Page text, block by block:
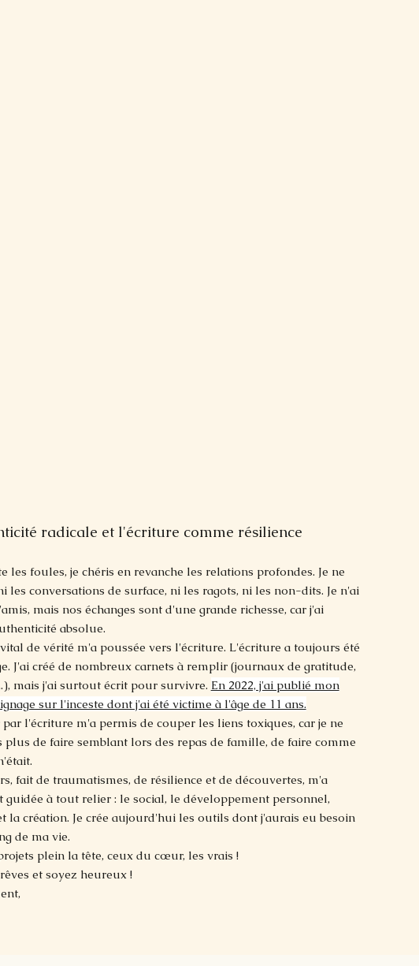
radicale et l'écriture comme résilience
les foules, je chéris en revanche les relations profondes. Je ne
les conversations de surface, ni les ragots, ni les non-dits. Je n'ai
mais nos échanges sont d'une grande richesse, car j'ai
absolue.
de vérité m'a poussée vers l'écriture. L'écriture a toujours été
J'ai créé de nombreux carnets à remplir (journaux de gratitude,
mais j'ai surtout écrit pour survivre. En 2022, j'ai publié mon
sur l'inceste dont j'ai été victime à l'âge de 11 ans.
l'écriture m'a permis de couper les liens toxiques, car je ne
plus de faire semblant lors des repas de famille, de faire comme
fait de traumatismes, de résilience et de découvertes, m'a
guidée à tout relier : le social, le développement personnel,
la création. Je crée aujourd'hui les outils dont j'aurais eu besoin
de ma vie.
plein la tête, ceux du cœur, les vrais !
et soyez heureux !